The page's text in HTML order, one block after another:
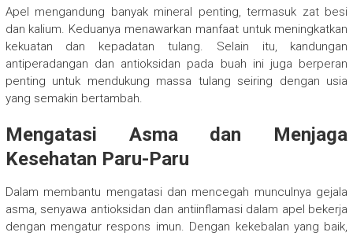
Apel mengandung banyak mineral penting, termasuk zat besi
dan kalium. Keduanya menawarkan manfaat untuk meningkatkan
kekuatan dan kepadatan tulang. Selain itu, kandungan
antiperadangan dan antioksidan pada buah ini juga berperan
penting untuk mendukung massa tulang seiring dengan usia
yang semakin bertambah.
Mengatasi Asma dan Menjaga
Kesehatan Paru-Paru
Dalam membantu mengatasi dan mencegah munculnya gejala
asma, senyawa antioksidan dan antiinflamasi dalam apel bekerja
dengan mengatur respons imun. Dengan kekebalan yang baik,